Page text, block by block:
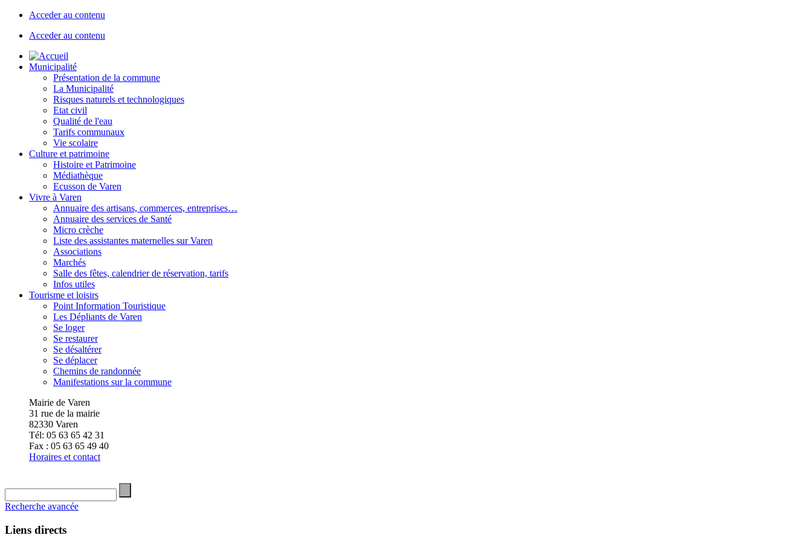
Acceder au contenu
Acceder au contenu
Municipalité
Présentation de la commune
La Municipalité
Risques naturels et technologiques
Etat civil
Qualité de l'eau
Tarifs communaux
Vie scolaire
Culture et patrimoine
Histoire et Patrimoine
Médiathèque
Ecusson de Varen
Vivre à Varen
Annuaire des artisans, commerces, entreprises…
Annuaire des services de Santé
Micro crèche
Liste des assistantes maternelles sur Varen
Associations
Marchés
Salle des fêtes, calendrier de réservation, tarifs
Infos utiles
Tourisme et loisirs
Point Information Touristique
Les Dépliants de Varen
Se loger
Se restaurer
Se désaltérer
Se déplacer
Chemins de randonnée
Manifestations sur la commune
Mairie de Varen
31 rue de la mairie
82330 Varen
Tél: 05 63 65 42 31
Fax : 05 63 65 49 40
Horaires et contact
Recherche avancée
Liens directs